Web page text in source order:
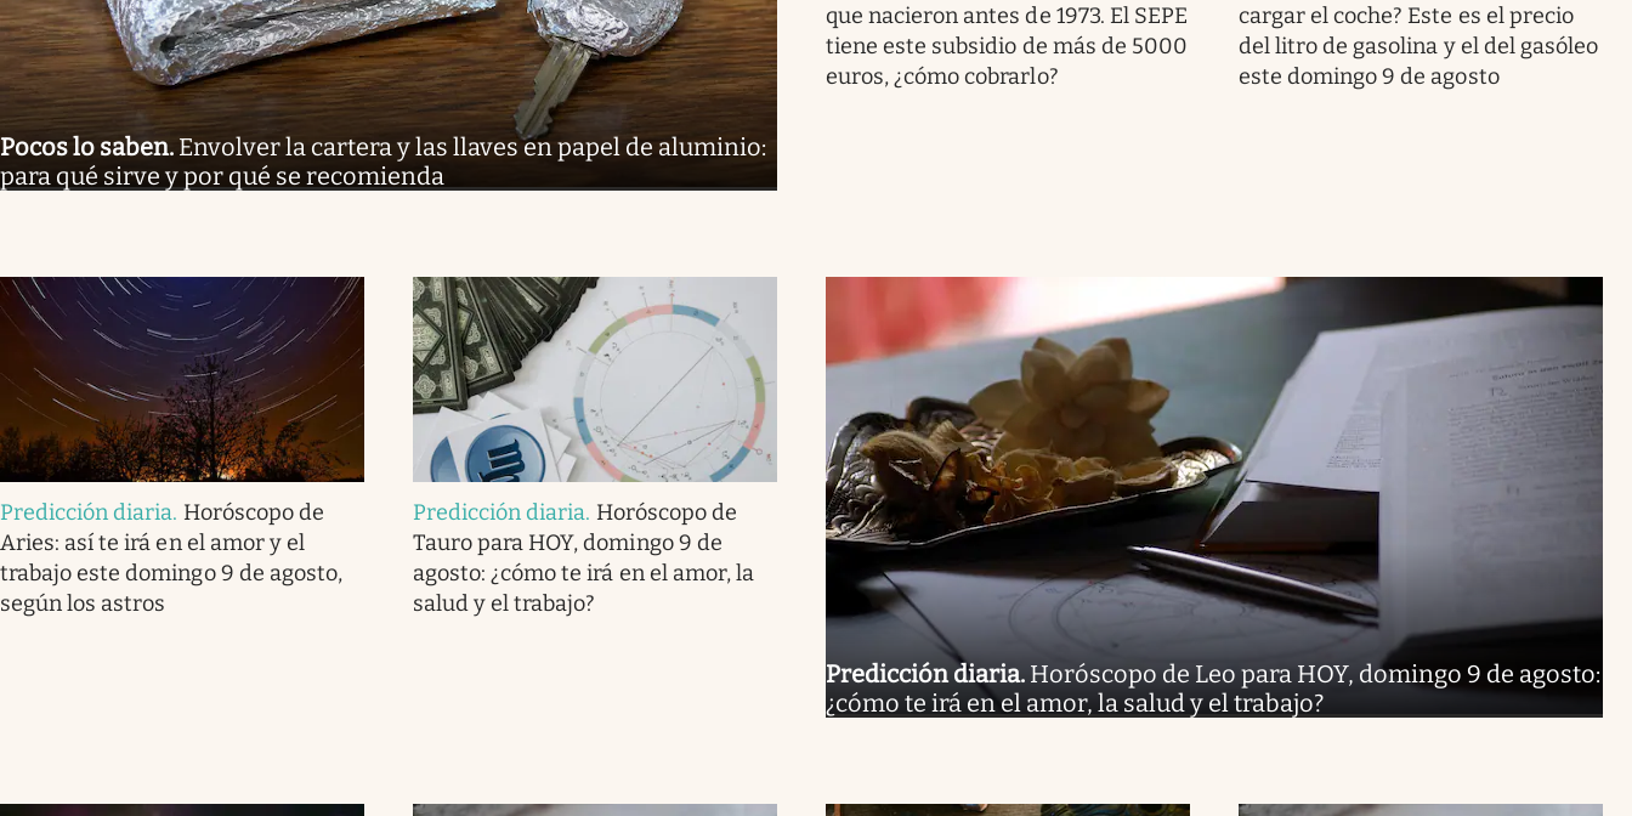
Pocos lo saben. Envolver la cartera y las llaves en papel de aluminio:
para qué sirve y por qué se recomienda
que nacieron antes de 1973. El SEPE
tiene este subsidio de más de 5000
euros, ¿cómo cobrarlo?
cargar el coche? Este es el precio
del litro de gasolina y el del gasóleo
este domingo 9 de agosto
Predicción diaria. Horóscopo de
Aries: así te irá en el amor y el
trabajo este domingo 9 de agosto,
según los astros
Predicción diaria. Horóscopo de
Tauro para HOY, domingo 9 de
agosto: ¿cómo te irá en el amor, la
salud y el trabajo?
Predicción diaria. Horóscopo de Leo para HOY, domingo 9 de agosto:
¿cómo te irá en el amor, la salud y el trabajo?